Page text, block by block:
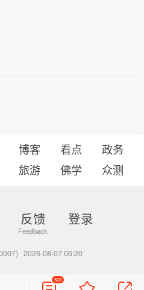
博客 看点
政务
旅游 佛学 众测
反馈 登录
2026-08-07 06:20
533